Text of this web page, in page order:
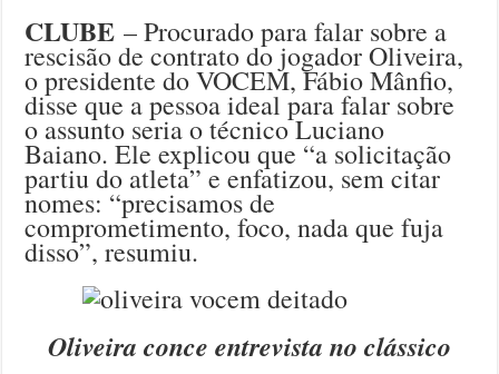
CLUBE – Procurado para falar sobre a
rescisão de contrato do jogador Oliveira,
o presidente do VOCEM, Fábio Mânfio,
disse que a pessoa ideal para falar sobre
o assunto seria o técnico Luciano
Baiano. Ele explicou que “a solicitação
partiu do atleta” e enfatizou, sem citar
nomes: “precisamos de
comprometimento, foco, nada que fuja
disso”, resumiu.
Oliveira conce entrevista no clássico